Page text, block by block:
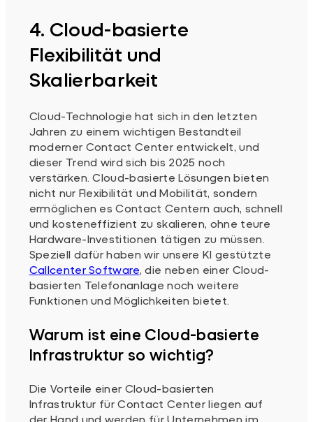
4. Cloud-basierte
Flexibilität und
Skalierbarkeit
Cloud-Technologie hat sich in den letzten
Jahren zu einem wichtigen Bestandteil
moderner Contact Center entwickelt, und
dieser Trend wird sich bis 2025 noch
verstärken. Cloud-basierte Lösungen bieten
nicht nur Flexibilität und Mobilität, sondern
ermöglichen es Contact Centern auch, schnell
und kosteneffizient zu skalieren, ohne teure
Hardware-Investitionen tätigen zu müssen.
Speziell dafür haben wir unsere KI gestützte
Callcenter Software, die neben einer Cloud-
basierten Telefonanlage noch weitere
Funktionen und Möglichkeiten bietet.
Warum ist eine Cloud-basierte
Infrastruktur so wichtig?
Die Vorteile einer Cloud-basierten
Infrastruktur für Contact Center liegen auf
der Hand und werden für Unternehmen im